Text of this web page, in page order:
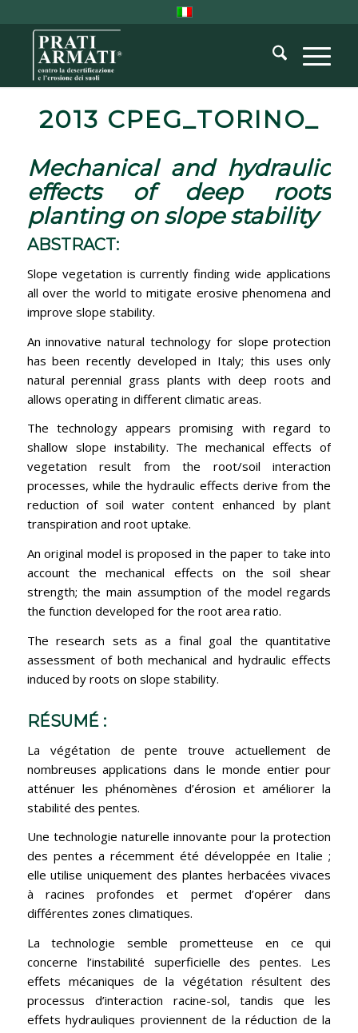
2013 CPEG_TORINO_
Mechanical and hydraulic
effects of deep roots
planting on slope stability
ABSTRACT:
Slope vegetation is currently finding wide applications
all over the world to mitigate erosive phenomena and
improve slope stability.
An innovative natural technology for slope protection
has been recently developed in Italy; this uses only
natural perennial grass plants with deep roots and
allows operating in different climatic areas.
The technology appears promising with regard to
shallow slope instability. The mechanical effects of
vegetation result from the root/soil interaction
processes, while the hydraulic effects derive from the
reduction of soil water content enhanced by plant
transpiration and root uptake.
An original model is proposed in the paper to take into
account the mechanical effects on the soil shear
strength; the main assumption of the model regards
the function developed for the root area ratio.
The research sets as a final goal the quantitative
assessment of both mechanical and hydraulic effects
induced by roots on slope stability.
RÉSUMÉ :
La végétation de pente trouve actuellement de
nombreuses applications dans le monde entier pour
atténuer les phénomènes d’érosion et améliorer la
stabilité des pentes.
Une technologie naturelle innovante pour la protection
des pentes a récemment été développée en Italie ;
elle utilise uniquement des plantes herbacées vivaces
à racines profondes et permet d’opérer dans
différentes zones climatiques.
La technologie semble prometteuse en ce qui
concerne l’instabilité superficielle des pentes. Les
effets mécaniques de la végétation résultent des
processus d’interaction racine-sol, tandis que les
effets hydrauliques proviennent de la réduction de la